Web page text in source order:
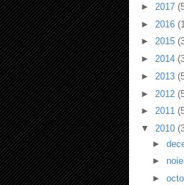
► 2017
► 2016
► 2015
► 2014
► 2013
► 2012
► 2011
▼ 2010
►
►
►